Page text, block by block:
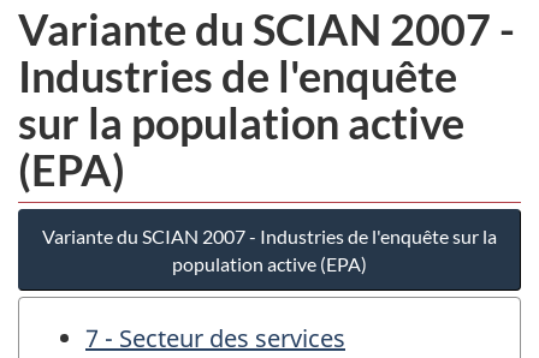
Variante du SCIAN 2007 -
Industries de l'enquête
sur la population active
(EPA)
Variante du SCIAN 2007 - Industries de l'enquête sur la
population active (EPA)
7 - Secteur des services